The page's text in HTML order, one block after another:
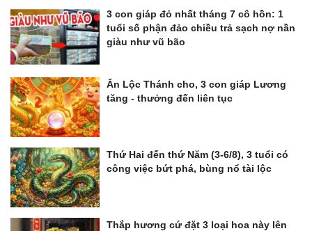
3 con giáp đỏ nhất tháng 7 cô hồn: 1
tuổi số phận đảo chiều trả sạch nợ nần
giàu như vũ bão
Ăn Lộc Thánh cho, 3 con giáp Lương
tăng - thưởng đến liên tục
Thứ Hai đến thứ Năm (3-6/8), 3 tuổi có
công việc bứt phá, bùng nổ tài lộc
Thắp hương cứ đặt 3 loại hoa này lên